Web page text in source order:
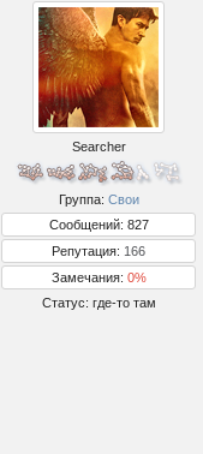
Searcher
Группа: Свои
Сообщений: 827
Репутация: 166
Замечания: 0%
Статус: где-то там